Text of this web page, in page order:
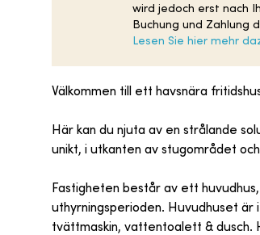
wird jedoch erst nach
Buchung und Zahlung
Lesen Sie hier mehr
Välkommen till ett havsnära
Här kan du njuta av en strålande
unikt, i utkanten av stugområdet
Fastigheten består av ett
uthyrningsperioden. Huvudhuset är
tvättmaskin, vattentoalett &